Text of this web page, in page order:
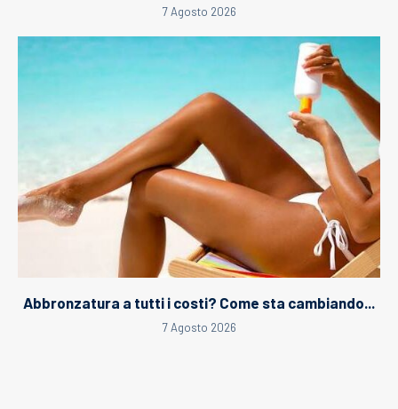
7 Agosto 2026
Abbronzatura a tutti i costi? Come sta cambiando...
7 Agosto 2026